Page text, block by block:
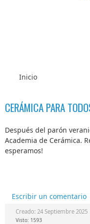
Inicio
CERÁMICA PARA
Después del parón
Academia de Cerámica.
esperamos!
Escribir un comentario
Creado: 24 Septiembre 2025
Visto: 1593